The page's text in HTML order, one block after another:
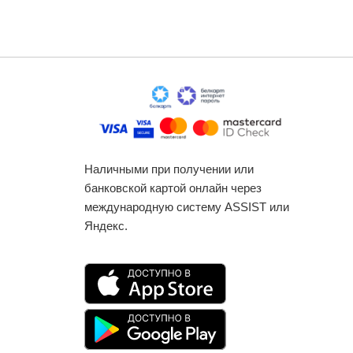
Наличными при получении или
банковской картой онлайн через
международную систему ASSIST или
Яндекс.